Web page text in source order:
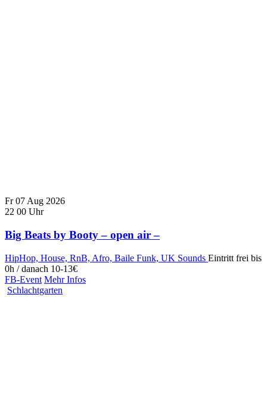
Fr 07 Aug 2026
22 00 Uhr
Big Beats by Booty – open air –
HipHop, House, RnB, Afro, Baile Funk, UK Sounds Eintritt frei bis
0h / danach 10-13€
FB-Event Mehr Infos
Schlachtgarten